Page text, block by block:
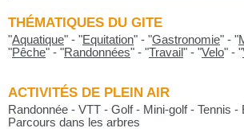
THÉMATIQUES DU GITE
"Aquatique" - "Equitation" - "Gastronomie" - "
"Pêche" - "Randonnées" - "Travail" - "Velo" - "
ACTIVITÉS DE PLEIN AIR
Randonnée - VTT - Golf - Mini-golf - Tennis -
Parcours dans les arbres